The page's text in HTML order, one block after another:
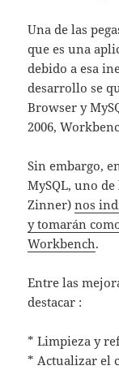
Una de las
que es una
debido a esa
desarrollo se
Browser y
2006,
Sin embargo,
MySQL, uno
Zinner)nos
y tomarán
Workbench.
Entre las
destacar :
* Limpieza y
* Actualizar el